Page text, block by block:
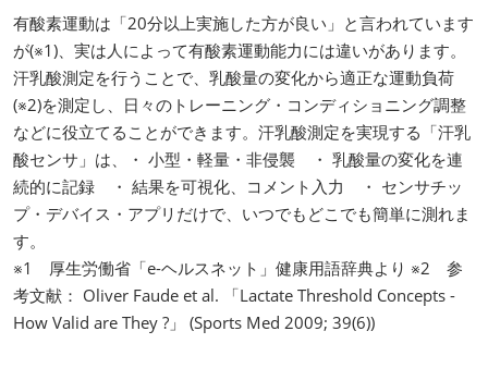
有酸素運動は「20分以上実施した方が良い」と言われています
が(※1)、実は人によって有酸素運動能力には違いがあります。
汗乳酸測定を行うことで、乳酸量の変化から適正な運動負荷
(※2)を測定し、日々のトレーニング・コンディショニング調整
などに役立てることができます。汗乳酸測定を実現する「汗乳
酸センサ」は、・ 小型・軽量・非侵襲 ・ 乳酸量の変化を連
続的に記録 ・ 結果を可視化、コメント入力 ・ センサチッ
プ・デバイス・アプリだけで、いつでもどこでも簡単に測れま
す。
※1 厚生労働省「e-ヘルスネット」健康用語辞典より ※2 参
考文献： Oliver Faude et al. 「Lactate Threshold Concepts -
How Valid are They ?」 (Sports Med 2009; 39(6))